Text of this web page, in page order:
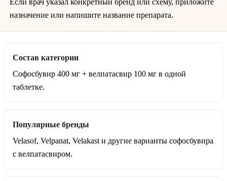
назначение или напишите название препарата.
Состав категории
Софосбувир 400 мг + велпатасвир 100 мг в одной
таблетке.
Популярные бренды
Velasof, Velpanat, Velakast и другие варианты софосбувира
с велпатасвиром.